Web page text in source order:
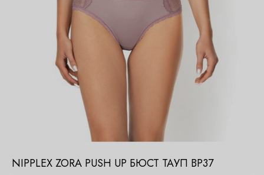
NIPPLEX ZORA PUSH UP БЮСТ ТАУП BP37